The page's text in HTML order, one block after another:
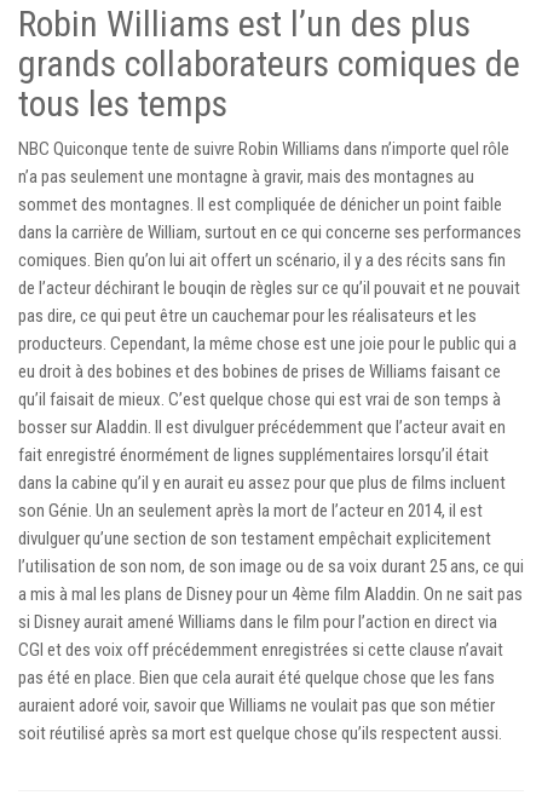
Robin Williams est l’un des plus
grands collaborateurs comiques de
tous les temps
NBC Quiconque tente de suivre Robin Williams dans n’importe quel rôle
n’a pas seulement une montagne à gravir, mais des montagnes au
sommet des montagnes. Il est compliquée de dénicher un point faible
dans la carrière de William, surtout en ce qui concerne ses performances
comiques. Bien qu’on lui ait offert un scénario, il y a des récits sans fin
de l’acteur déchirant le bouqin de règles sur ce qu’il pouvait et ne pouvait
pas dire, ce qui peut être un cauchemar pour les réalisateurs et les
producteurs. Cependant, la même chose est une joie pour le public qui a
eu droit à des bobines et des bobines de prises de Williams faisant ce
qu’il faisait de mieux. C’est quelque chose qui est vrai de son temps à
bosser sur Aladdin. Il est divulguer précédemment que l’acteur avait en
fait enregistré énormément de lignes supplémentaires lorsqu’il était
dans la cabine qu’il y en aurait eu assez pour que plus de films incluent
son Génie. Un an seulement après la mort de l’acteur en 2014, il est
divulguer qu’une section de son testament empêchait explicitement
l’utilisation de son nom, de son image ou de sa voix durant 25 ans, ce qui
a mis à mal les plans de Disney pour un 4ème film Aladdin. On ne sait pas
si Disney aurait amené Williams dans le film pour l’action en direct via
CGI et des voix off précédemment enregistrées si cette clause n’avait
pas été en place. Bien que cela aurait été quelque chose que les fans
auraient adoré voir, savoir que Williams ne voulait pas que son métier
soit réutilisé après sa mort est quelque chose qu’ils respectent aussi.